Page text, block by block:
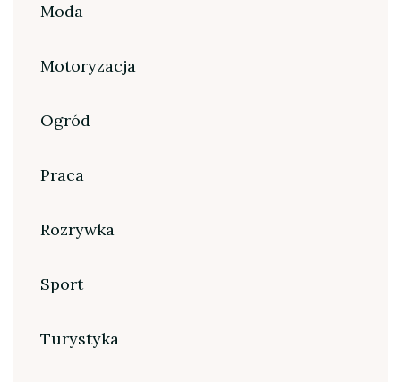
Moda
Motoryzacja
Ogród
Praca
Rozrywka
Sport
Turystyka